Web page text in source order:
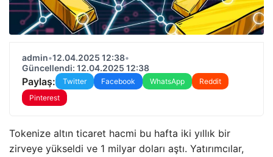
admin•12.04.2025 12:38•
Güncellendi: 12.04.2025 12:38
Paylaş: Twitter Facebook WhatsApp
Reddit
Pinterest
Tokenize altın ticaret hacmi bu hafta iki yıllık bir
zirveye yükseldi ve 1 milyar doları aştı. Yatırımcılar,